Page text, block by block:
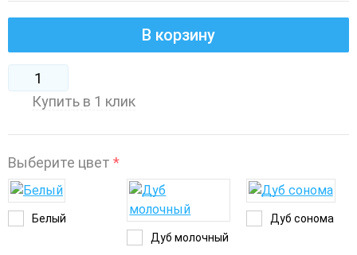
В корзину
Купить в 1 клик
Выберите цвет *
Белый
Дуб молочный
Дуб сонома